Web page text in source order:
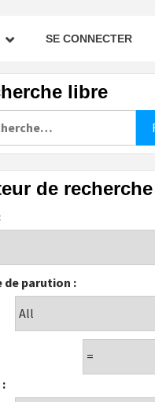
SE CONNECTER
libre
de recherche
de parution :